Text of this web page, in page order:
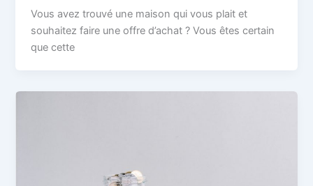
Vous avez trouvé une maison qui vous plait et
souhaitez faire une offre d’achat ? Vous êtes certain
que cette